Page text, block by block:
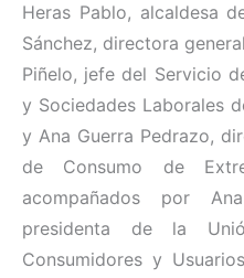
Heras Pablo, alcaldesa
Sánchez, directora
Piñelo, jefe del Servicio
y Sociedades Laborales
y Ana Guerra Pedrazo,
de Consumo de
acompañados por
presidenta de la
Consumidores y